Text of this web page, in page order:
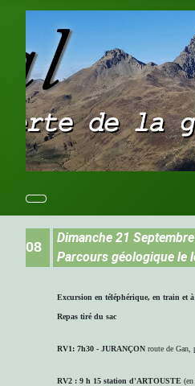
08
Dimanche 21
Parcours géologique le
Excursion en téléphérique, en train et
Repas tiré du sac
RV1: 7h30 - JURANÇON route de Gan,
RV2 : 9 h 15 station d'ARTOUSTE (en